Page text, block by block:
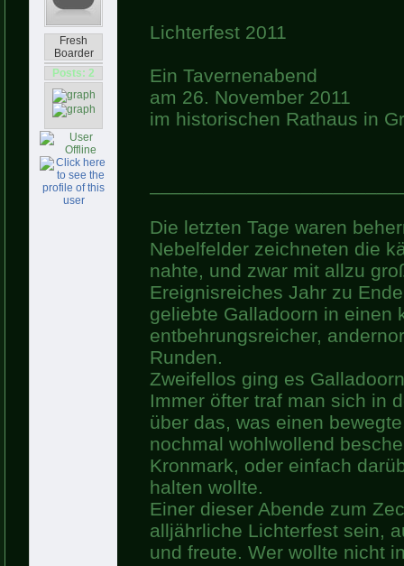
Fresh
Boarder
Posts: 2
Lichterfest 2011
Ein Tavernenabend
am 26. November 2011
im historischen Rathaus in
Die letzten Tage waren
Nebelfelder zeichneten die
nahte, und zwar mit allzu
Ereignisreiches Jahr zu
geliebte Galladoorn in einen
entbehrungsreicher,
Runden.
Zweifellos ging es
Immer öfter traf man sich in
über das, was einen
nochmal wohlwollend
Kronmark, oder einfach
halten wollte.
Einer dieser Abende zum
alljährliche Lichterfest sein,
und freute. Wer wollte nicht